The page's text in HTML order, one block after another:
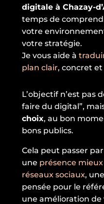
digitale à Chazay-
temps de
votre
votre stratégie.
Je vous aide à
plan clair, concret et
L’objectif n’est pas
faire du digital”,
choix, au bon
bons publics.
Cela peut passer
une présence
réseaux sociaux,
pensée pour le
une amélioration de